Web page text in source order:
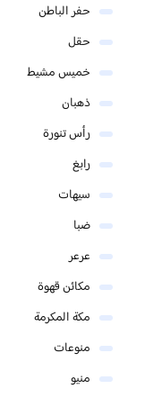
حفر الباطن
حقل
خميس مشيط
ذهبان
رأس تنورة
رابغ
سيهات
ضبا
عرعر
مكائن قهوة
مكة المكرمة
منوعات
منيو